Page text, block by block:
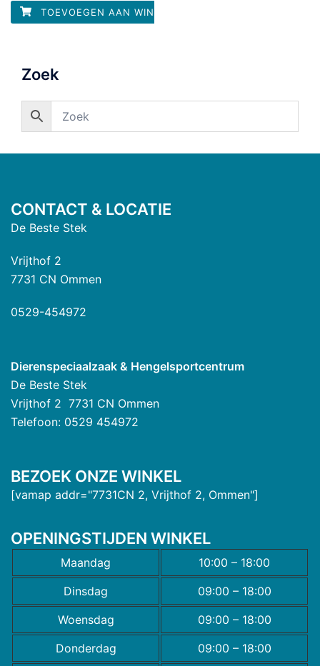
5
TOEVOEGEN AAN WINKELWAGEN
Zoek
CONTACT & LOCATIE
De Beste Stek
Vrijthof 2
7731 CN Ommen
0529-454972
Dierenspeciaalzaak & Hengelsportcentrum
De Beste Stek
Vrijthof 2 7731 CN Ommen
Telefoon: 0529 454972
BEZOEK ONZE WINKEL
[vamap addr="7731CN 2, Vrijthof 2, Ommen"]
OPENINGSTIJDEN WINKEL
Maandag
10:00 – 18:00
Dinsdag
09:00 – 18:00
Woensdag
09:00 – 18:00
Donderdag
09:00 – 18:00